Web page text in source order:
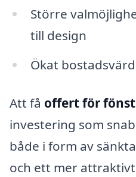
Större
till design
Ökat
Att få offert för
investering som
både i form av
och ett mer